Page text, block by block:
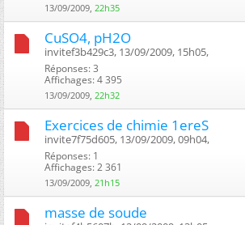
13/09/2009, 22h35
CuSO4, pH2O
invitef3b429c3, 13/09/2009, 15h05, ‎
Réponses: 3
Affichages: 4 395
13/09/2009, 22h32
Exercices de chimie 1ereS
invite7f75d605, 13/09/2009, 09h04, ‎
Réponses: 1
Affichages: 2 361
13/09/2009, 21h15
masse de soude